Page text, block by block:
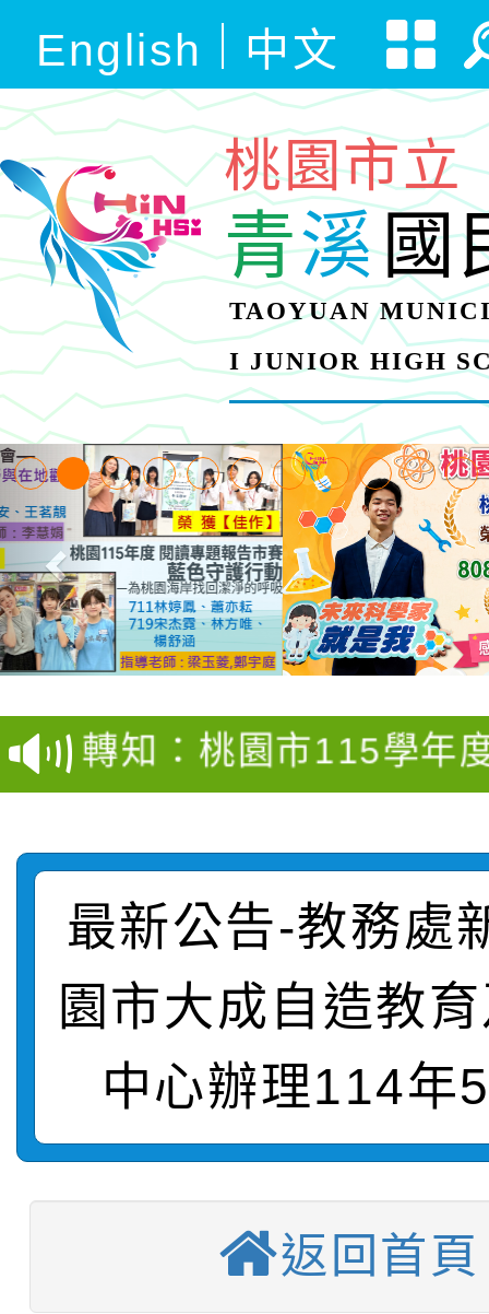
English 中文
桃園市立
青溪國
TAOYUAN
I JUNIOR HIGH
【甄選結果(第4招)】
學年度第1學期第9次代
結果(第4招)
【甄選結果(第12招)】
學年度第1學期第7次代
結果(第12招)
轉知：桃園市115學年
賽及師生本土語及新住
賽實施要點
轉知：「桃園市115學
比賽實施要點」
轉知：「115年金融知
動辦法」
轉知臺中市政府政風處
城市手牽手，綠能透明
畫影片一案
轉知：「115學年度全
劇比賽實施要點」及修
表
轉知：桃園市115年度
敬師藝文競賽』實施計
【甄選結果(第11招)】
學年度第1學期第7次代
【甄選結果(第3招)】
結果(第3招)
學年度第1學期第9次
【甄選結果(第12招)】
最新公告-教務處
園市大成自造教
中心辦理114年
返回首頁